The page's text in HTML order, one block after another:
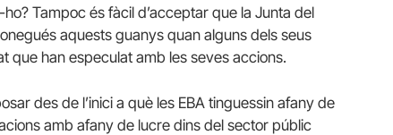
Tampoc és fàcil d’acceptar que la Junta del
aquests guanys quan alguns dels seus
que han especulat amb les seves accions.
des de l’inici a què les EBA tinguessin afany de
amb afany de lucre dins del sector públic